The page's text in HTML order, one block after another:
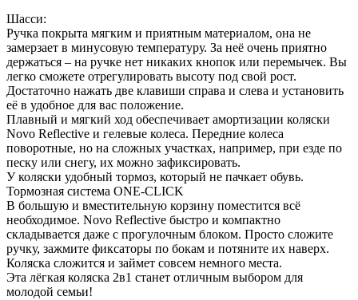
Шасси:
Ручка покрыта мягким и приятным материалом, она не
замерзает в минусовую температуру. За неё очень приятно
держаться – на ручке нет никаких кнопок или перемычек. Вы
легко сможете отрегулировать высоту под свой рост.
Достаточно нажать две клавиши справа и слева и установить
её в удобное для вас положение.
Плавный и мягкий ход обеспечивает амортизации коляски
Novo Reflective и гелевые колеса. Передние колеса
поворотные, но на сложных участках, например, при езде по
песку или снегу, их можно зафиксировать.
У коляски удобный тормоз, который не пачкает обувь.
Тормозная система ONE-CLICK
В большую и вместительную корзину поместится всё
необходимое. Novo Reflective быстро и компактно
складывается даже с прогулочным блоком. Просто сложите
ручку, зажмите фиксаторы по бокам и потяните их наверх.
Коляска сложится и займет совсем немного места.
Эта лёгкая коляска 2в1 станет отличным выбором для
молодой семьи!